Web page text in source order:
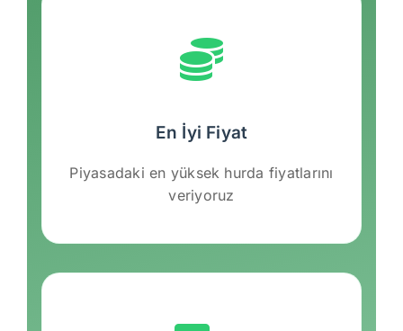
En İyi Fiyat
Piyasadaki en yüksek hurda fiyatlarını
veriyoruz